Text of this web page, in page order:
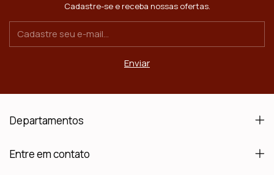
Cadastre-se e receba nossas ofertas.
Departamentos
Entre em contato